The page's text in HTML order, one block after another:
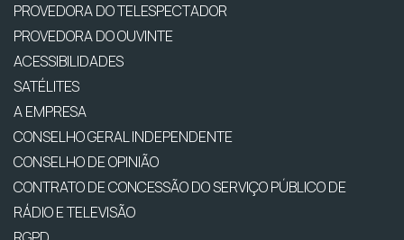
PROVEDORA DO TELESPECTADOR
PROVEDORA DO OUVINTE
ACESSIBILIDADES
SATÉLITES
A EMPRESA
CONSELHO GERAL INDEPENDENTE
CONSELHO DE OPINIÃO
CONTRATO DE CONCESSÃO DO SERVIÇO PÚBLICO DE
RÁDIO E TELEVISÃO